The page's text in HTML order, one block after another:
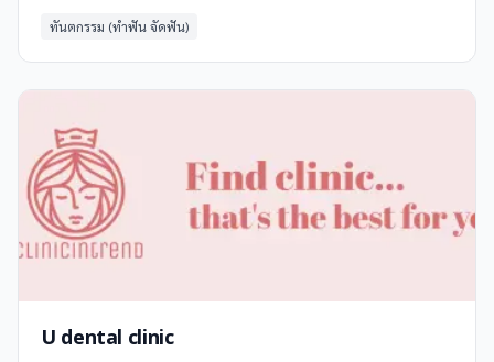
ทันตกรรม (ทำฟัน จัดฟัน)
U dental clinic